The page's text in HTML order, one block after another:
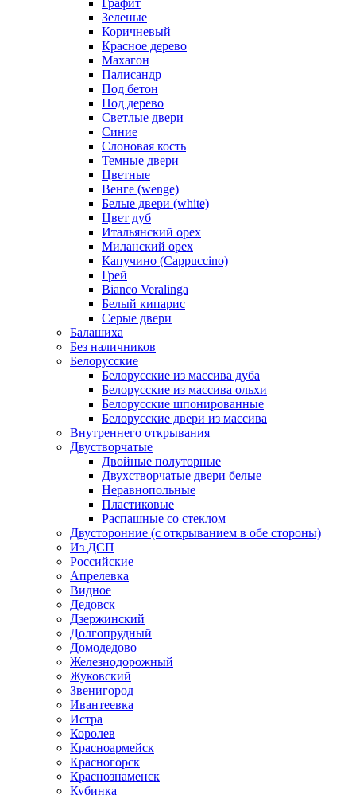
Зеленые
Коричневый
Красное дерево
Махагон
Палисандр
Под бетон
Под дерево
Светлые двери
Синие
Слоновая кость
Темные двери
Цветные
Венге (wenge)
Белые двери (white)
Цвет дуб
Итальянский орех
Миланский орех
Капучино (Cappuccino)
Грей
Bianco Veralinga
Белый кипарис
Серые двери
Балашиха
Без наличников
Белорусские
Белорусские из массива дуба
Белорусские из массива ольхи
Белорусские шпонированные
Белорусские двери из массива
Внутреннего открывания
Двустворчатые
Двойные полуторные
Двухстворчатые двери белые
Неравнопольные
Пластиковые
Распашные со стеклом
Двусторонние (с открыванием в обе стороны)
Из ДСП
Российские
Апрелевка
Видное
Дедовск
Дзержинский
Долгопрудный
Домодедово
Железнодорожный
Жуковский
Звенигород
Ивантеевка
Истра
Королев
Красноармейск
Красногорск
Краснознаменск
Кубинка